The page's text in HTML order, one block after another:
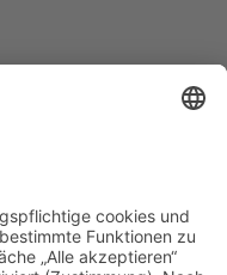
Datenschutzerklärung
Impressum